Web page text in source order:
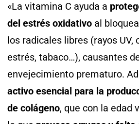
«La vitamina C ayuda a
del estrés oxidativo al
los radicales libres (rayos UV,
estrés, tabaco…), causantes
envejecimiento prematuro.
activo esencial para la
de colágeno, que con la edad